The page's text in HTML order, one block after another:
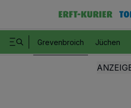
Grevenbroich Jüchen